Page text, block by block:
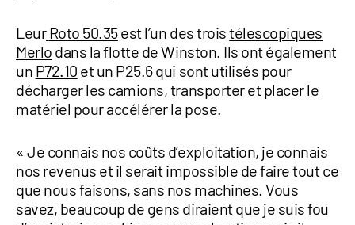
Leur Roto 50.35est l’un des troistélescopiques
Merlo dans la flotte de Winston. Ils ont également
un P72.10 et un P25.6 qui sont utilisés pour
décharger les camions, transporter et placer le
matériel pour accélérer la pose.
« Je connais nos coûts d’exploitation, je connais
nos revenus et il serait impossible de faire tout ce
que nous faisons, sans nos machines. Vous
savez, beaucoup de gens diraient que je suis fou